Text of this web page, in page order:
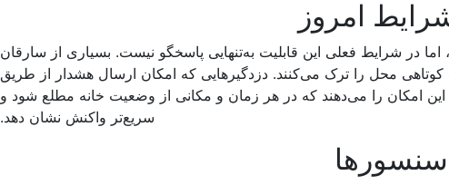
امروز
در شرایط فعلی این قابلیت به‌تنهایی پاسخگو نیست. بسیاری از سارقان
کوتاهی محل را ترک می‌کنند. دزدگیرهایی که امکان ارسال هشدار از طریق
این امکان را می‌دهند که در هر زمان و مکانی از وضعیت خانه مطلع شود و
سریع‌تر واکنش نشان دهد.